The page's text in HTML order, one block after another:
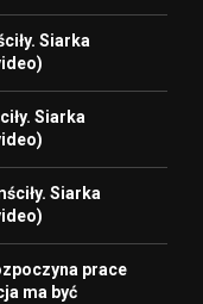
Siarka
Siarka
Siarka
prace
ma być